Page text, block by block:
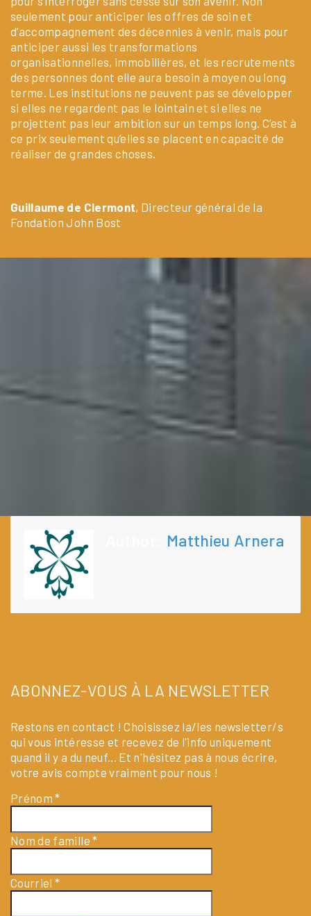
seulement pour anticiper les offres de soin et
d’accompagnement des décennies à venir, mais pour
anticiper aussi les transformations
organisationnelles, immobilières, et les recrutements
des personnes dont elle aura besoin à moyen ou long
terme. Les institutions ne peuvent pas se développer
si elles ne regardent pas le lointain et si elles ne
projettent pas leur ambition sur un temps long. C’est à
ce prix seulement qu’elles se placent en capacité de
réaliser de grandes choses.
Guillaume de Clermont, Directeur général de la
Fondation John Bost
Matthieu Arnera
ABONNEZ-VOUS À LA NEWSLETTER
Restons en contact ! Choisissez la/les newsletter/s
qui vous intéresse et recevez de l'info uniquement
quand il y a du neuf... Et n'hésitez pas à nous écrire,
votre avis compte vraiment pour nous !
Prénom*
Nom de famille*
Courriel*